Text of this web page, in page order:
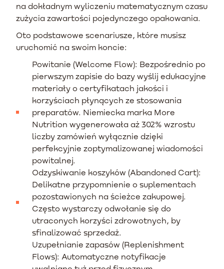
na dokładnym wyliczeniu matematycznym czasu
zużycia zawartości pojedynczego opakowania.
Oto podstawowe scenariusze, które musisz
uruchomić na swoim koncie:
Powitanie (Welcome Flow): Bezpośrednio po
pierwszym zapisie do bazy wyślij edukacyjne
materiały o certyfikatach jakości i
korzyściach płynących ze stosowania
preparatów. Niemiecka marka More
Nutrition wygenerowała aż 302% wzrostu
liczby zamówień wyłącznie dzięki
perfekcyjnie zoptymalizowanej wiadomości
powitalnej.
Odzyskiwanie koszyków (Abandoned Cart):
Delikatne przypomnienie o suplementach
pozostawionych na ścieżce zakupowej.
Często wystarczy odwołanie się do
utraconych korzyści zdrowotnych, by
sfinalizować sprzedaż.
Uzupełnianie zapasów (Replenishment
Flows): Automatyczne notyfikacje